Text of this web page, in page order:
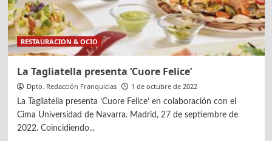
RESTAURACION & OCIO
La Tagliatella presenta ‘Cuore Felice’
Dpto. Redacción Franquicias 1 de octubre de 2022
La Tagliatella presenta ‘Cuore Felice’ en colaboración con el
Cima Universidad de Navarra. Madrid, 27 de septiembre de
2022. Coincidiendo...